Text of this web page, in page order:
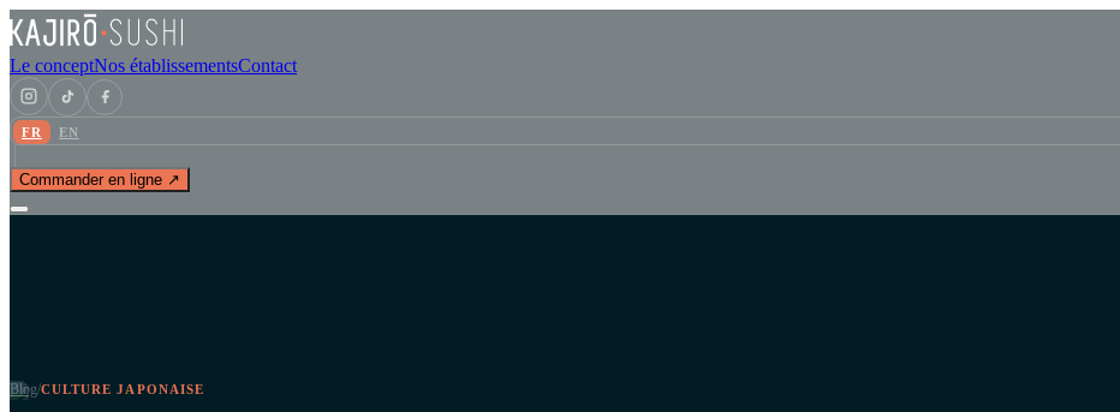
Le conceptNos établissementsContact
FR EN
Commander en ligne ↗
Blog/CULTURE JAPONAISE